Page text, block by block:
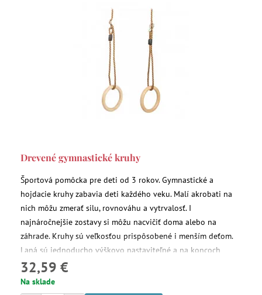
Drevené gymnastické kruhy
Športová pomôcka pre deti od 3 rokov. Gymnastické a
hojdacie kruhy zabavia deti každého veku. Malí akrobati na
nich môžu zmerať silu, rovnováhu a vytrvalosť. I
najnáročnejšie zostavy si môžu nacvičiť doma alebo na
záhrade. Kruhy sú veľkosťou prispôsobené i menším deťom.
Laná sú jednoducho výškovo nastaviteľné a na koncoch
vybavené kovovými krúžkami na zavesenie.
32,59 €
Na sklade